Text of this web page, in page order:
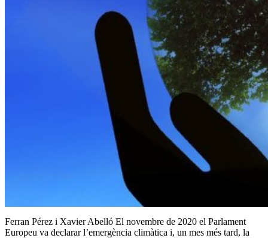
Ferran Pérez i Xavier Abelló El novembre de 2020 el Parlament
Europeu va declarar l’emergència climàtica i, un mes més tard, la